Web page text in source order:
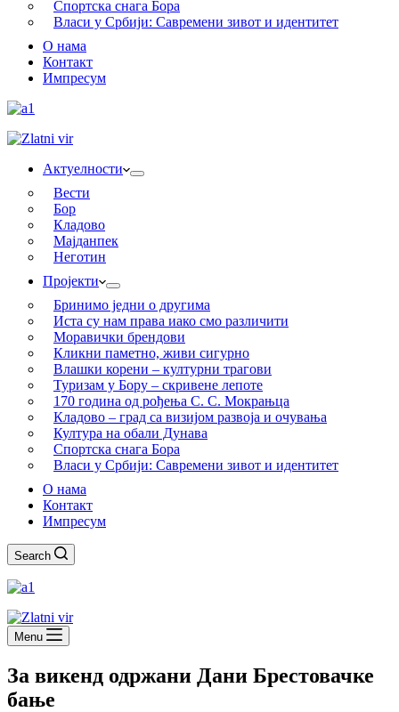
Спортска снага Бора
Власи у Србији: Савремени зивот и идентитет
О нама
Контакт
Импресум
Актуелности
Вести
Бор
Кладово
Мајданпек
Неготин
Пројекти
Бринимо једни о другима
Иста су нам права иако смо различити
Моравички брендови
Кликни паметно, живи сигурно
Влашки корени – културни трагови
Туризам у Бору – скривене лепоте
170 година од рођења С. С. Мокрањца
Кладово – град са визијом развоја и очувања
Култура на обали Дунава
Спортска снага Бора
Власи у Србији: Савремени зивот и идентитет
О нама
Контакт
Импресум
Search
Menu
За викенд одржани Дани Брестовачке
бање